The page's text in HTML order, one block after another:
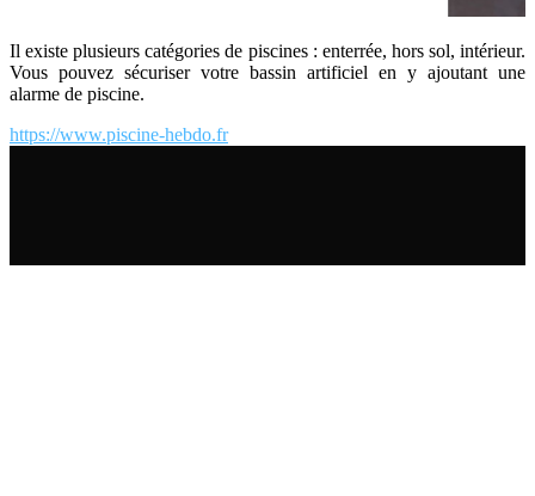
Il existe plusieurs catégories de piscines : enterrée, hors sol, intérieur.
Vous pouvez sécuriser votre bassin artificiel en y ajoutant une
alarme de piscine.
https://www.piscine-hebdo.fr